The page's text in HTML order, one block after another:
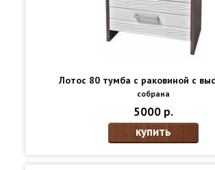
Лотос 80 тумба с раковиной с
собрана
5000 р.
купить